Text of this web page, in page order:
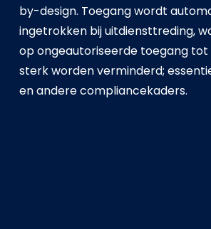
by-design. Toegang wordt
ingetrokken bij uitdiensttreding,
op ongeautoriseerde toegang
sterk worden verminderd;
en andere compliancekaders.